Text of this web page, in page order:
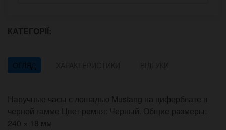
КАТЕГОРІЇ:
ОГЛЯД
Наручные часы с лошадью Mustang на циферблате в
черной гамме Цвет ремня: Черный. Общие размеры:
240 × 18 мм